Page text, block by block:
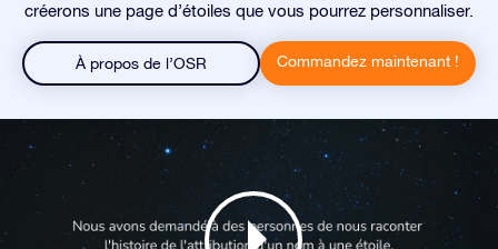
créerons une page d’étoiles que vous pourrez personnaliser.
À propos de l’OSR Commandez maintenant !